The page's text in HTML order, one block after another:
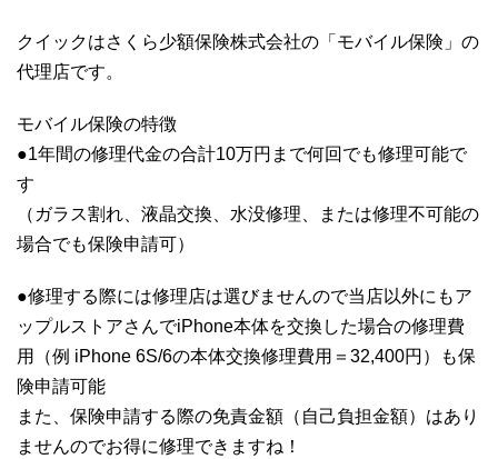
クイックはさくら少額保険株式会社の「モバイル保険」の
代理店です。
モバイル保険の特徴
●1年間の修理代金の合計10万円まで何回でも修理可能で
す
（ガラス割れ、液晶交換、水没修理、または修理不可能の
場合でも保険申請可）
●修理する際には修理店は選びませんので当店以外にもア
ップルストアさんでiPhone本体を交換した場合の修理費
用（例 iPhone 6S/6の本体交換修理費用＝32,400円）も保
険申請可能
また、保険申請する際の免責金額（自己負担金額）はあり
ませんのでお得に修理できますね！